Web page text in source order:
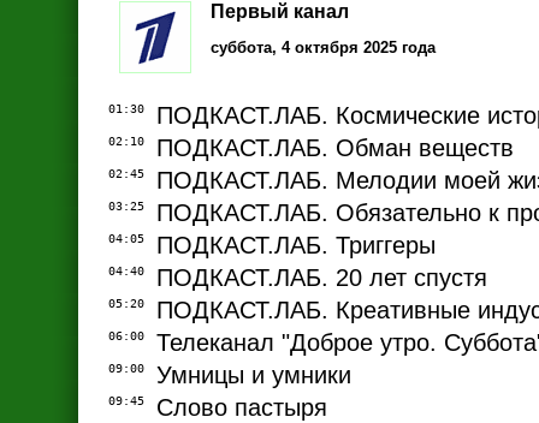
Первый канал
суббота, 4 октября 2025 года
01:30 ПОДКАСТ.ЛАБ. Космические
02:10 ПОДКАСТ.ЛАБ. Обман веществ
02:45 ПОДКАСТ.ЛАБ. Мелодии моей
03:25 ПОДКАСТ.ЛАБ. Обязательно к
04:05 ПОДКАСТ.ЛАБ. Триггеры
04:40 ПОДКАСТ.ЛАБ. 20 лет спустя
05:20 ПОДКАСТ.ЛАБ. Креативные
06:00 Телеканал "Доброе утро.
09:00 Умницы и умники
09:45 Слово пастыря